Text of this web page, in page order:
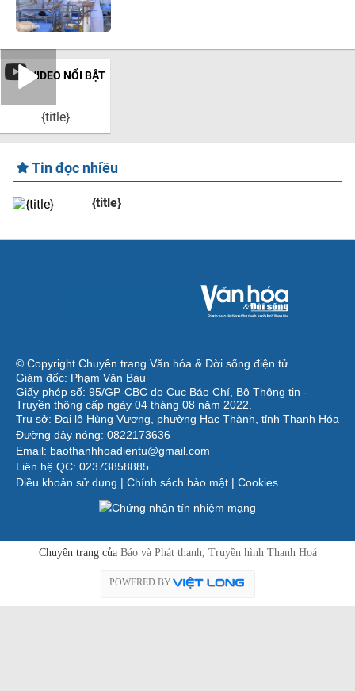
VIDEO NỔI BẬT
{title}
Tin đọc nhiều
{title}
© Copyright Chuyên trang Văn hóa & Đời sống điện tử.
Giám đốc: Phạm Văn Báu
Giấy phép số: 95/GP-CBC do Cục Báo Chí, Bộ Thông tin -
Truyền thông cấp ngày 04 tháng 08 năm 2022.
Trụ sở: Đại lộ Hùng Vương, phường Hạc Thành, tỉnh Thanh Hóa
Đường dây nóng: 0822173636
Email: baothanhhoadientu@gmail.com
Liên hệ QC: 02373858885.
Điều khoản sử dụng | Chính sách bảo mật | Cookies
Chuyên trang của Báo và Phát thanh, Truyền hình Thanh Hoá
POWERED BY